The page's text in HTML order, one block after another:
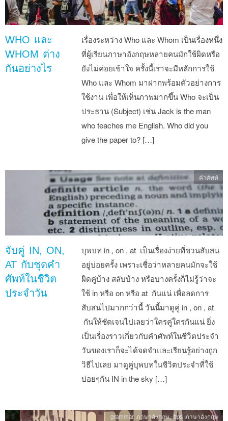
WHO และ
WHOM ต่าง
กันอย่างไร
เรื่องระหว่าง Who และ Whom เป็นเรื่องหนึ่ง
ที่ผู้เรียนภาษาอังกฤษหลายคนมักใช้ผิดหรือ
ยังไม่ค่อยเข้าใจ ครั้งนี้เราจะมีหลักการใช้
Who และ Whom มาฝากพร้อมตัวอย่างการ
ใช้งาน เพื่อให้เห็นภาพมากขึ้น Who จะเป็น
ประธาน (Subject) เช่น Jack is the man
who teaches me English. Who did you
give the paper to? […]
จับคู่ IN, ON,
AT กับชุดคำ
ศัพท์ในชีวิต
ประจำวัน
บุพบท in , on , at เป็นเรื่องง่ายที่ชวนสับสน
อยู่บ่อยครั้ง เพราะเชื่อว่าหลายคนมักจะใช้
ผิดคู่บ้าง สลับบ้าง หรือบางครั้งก็ไม่รู้ว่าจะ
ใช้ in หรือ on หรือ at กันแน่ เพื่อลดการ
สับสนไปมากกว่านี้ วันนี้มาดูคู่ in , on , at
กันให้ชัดเจนไปเลยว่าใครคู่ใครกันแน่ ยิ่ง
เป็นเรื่องราวเกี่ยวกับคำศัพท์ในชีวิตประจำ
วันของเราก็จะได้จดจำและเรียนรู้อย่างถูก
วิธีไปเลย มาดูคู่บุพบทในชีวิตประจำที่ใช้
บ่อยๆกัน IN in the sky […]
คำศัพท์
grammar ภาษาอังกฤษ,tips ภาษาอังกฤษ